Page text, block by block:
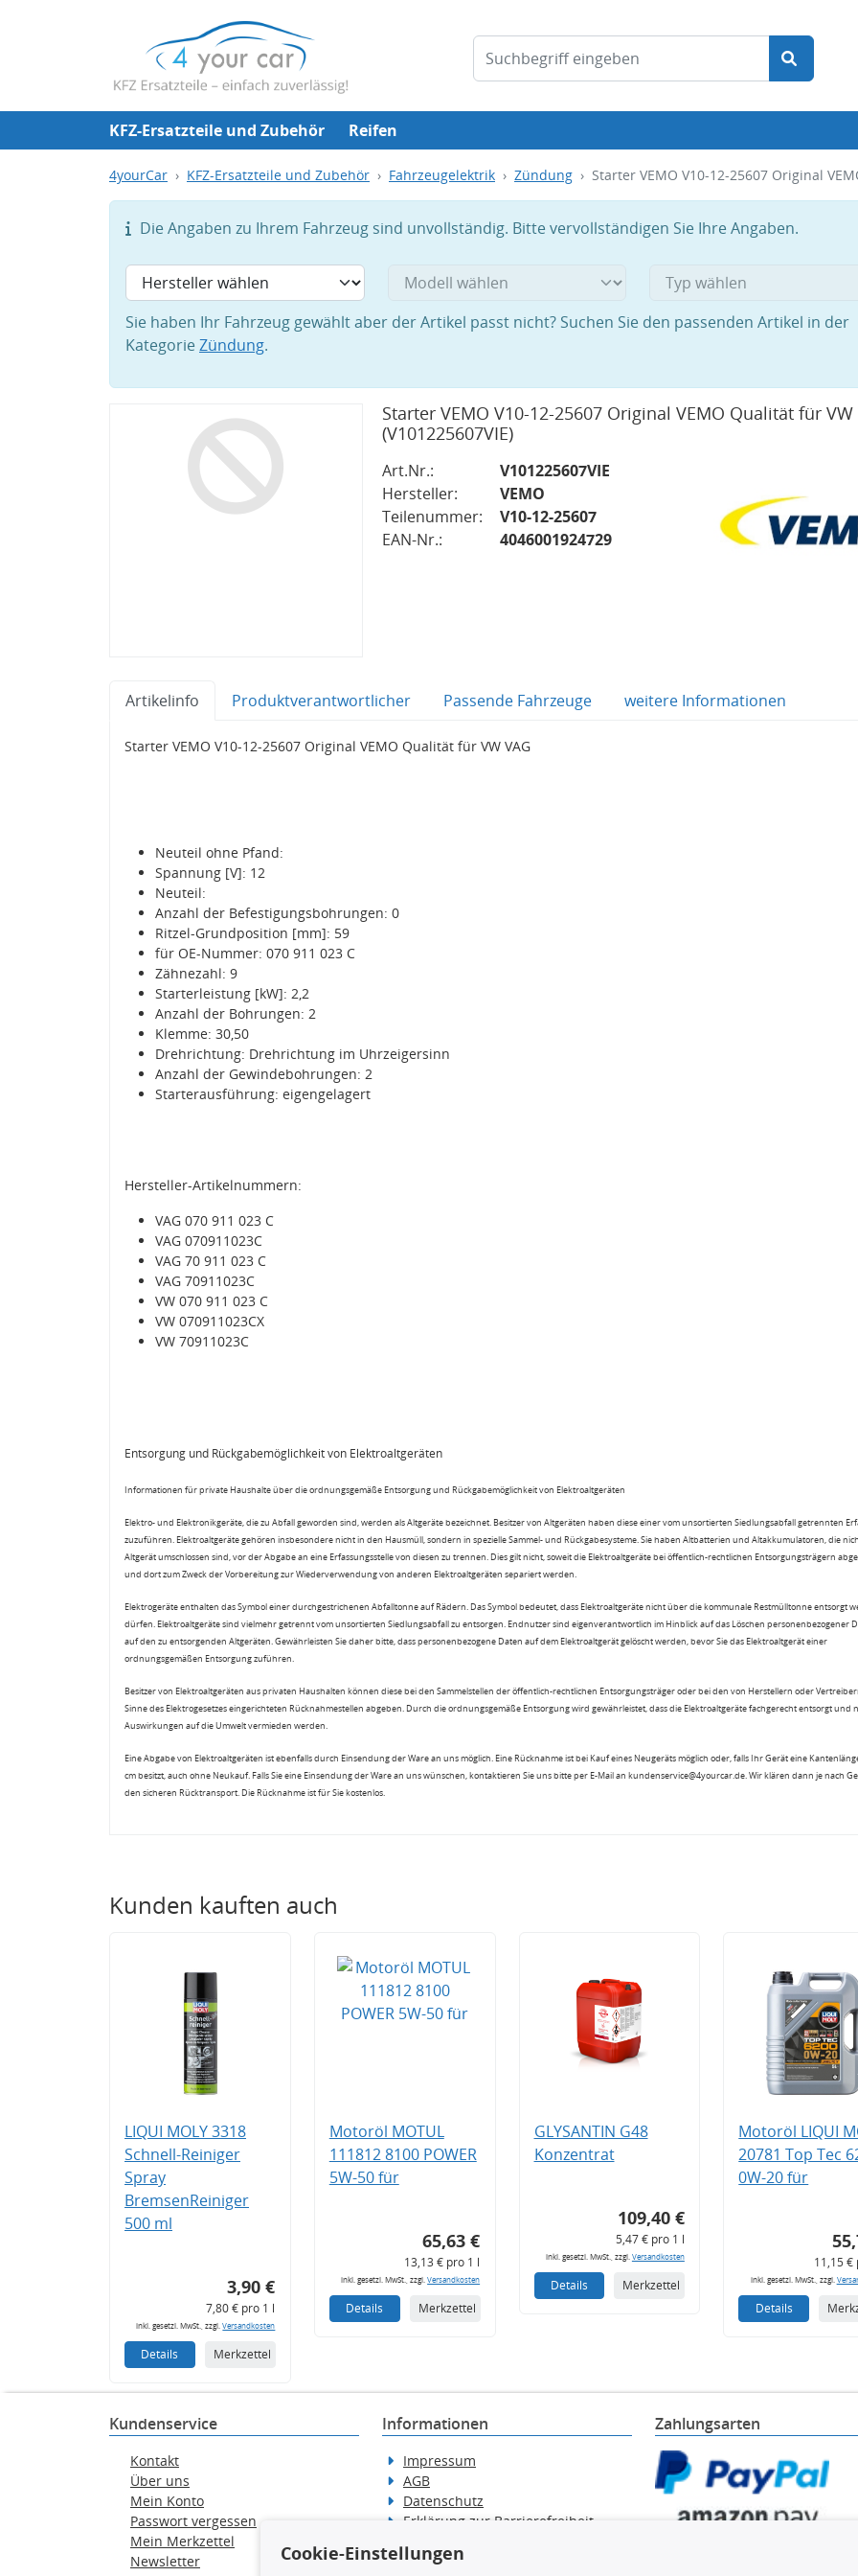
KFZ-Ersatzteile und Zubehör Reifen
4yourCar KFZ-Ersatzteile und Zubehör Fahrzeugelektrik Zündung Starter VEMO V10-12-25607 Original
Die Angaben zu Ihrem Fahrzeug sind unvollständig. Bitte vervollständigen Sie Ihre Angaben.
Sie haben Ihr Fahrzeug gewählt aber der Artikel passt nicht? Suchen Sie den passenden Artikel in der
KategorieZündung.
Starter VEMO V10-12-25607 Original VEMO Qualität für VW
(V101225607VIE)
Art.Nr.:
V101225607VIE
Hersteller:
VEMO
Teilenummer:
V10-12-25607
EAN-Nr.:
4046001924729
Artikelinfo Produktverantwortlicher Passende Fahrzeuge weitere Informationen
Starter VEMO V10-12-25607 Original VEMO Qualität für VW VAG
Neuteil ohne Pfand:
Spannung [V]: 12
Neuteil:
Anzahl der Befestigungsbohrungen: 0
Ritzel-Grundposition [mm]: 59
für OE-Nummer: 070 911 023 C
Zähnezahl: 9
Starterleistung [kW]: 2,2
Anzahl der Bohrungen: 2
Klemme: 30,50
Drehrichtung: Drehrichtung im Uhrzeigersinn
Anzahl der Gewindebohrungen: 2
Starterausführung: eigengelagert
Hersteller-Artikelnummern:
VAG 070 911 023 C
VAG 070911023C
VAG 70 911 023 C
VAG 70911023C
VW 070 911 023 C
VW 070911023CX
VW 70911023C
Entsorgung und Rückgabemöglichkeit von Elektroaltgeräten
Informationen für private Haushalte über die ordnungsgemäße Entsorgung und Rückgabemöglichkeit von Elektroaltgeräten
Elektro- und Elektronikgeräte, die zu Abfall geworden sind, werden als Altgeräte bezeichnet. Besitzer von Altgeräten haben diese einer vom unsortierten Siedlungsabfall getrennten
zuzuführen. Elektroaltgeräte gehören insbesondere nicht in den Hausmüll, sondern in spezielle Sammel- und Rückgabesysteme. Sie haben Altbatterien und Altakkumulatoren, die
Altgerät umschlossen sind, vor der Abgabe an eine Erfassungsstelle von diesen zu trennen. Dies gilt nicht, soweit die Elektroaltgeräte bei öffentlich-rechtlichen Entsorgungsträgern
und dort zum Zweck der Vorbereitung zur Wiederverwendung von anderen Elektroaltgeräten separiert werden.
Elektrogeräte enthalten das Symbol einer durchgestrichenen Abfalltonne auf Rädern. Das Symbol bedeutet, dass Elektroaltgeräte nicht über die kommunale Restmülltonne entsorgt
dürfen. Elektroaltgeräte sind vielmehr getrennt vom unsortierten Siedlungsabfall zu entsorgen. Endnutzer sind eigenverantwortlich im Hinblick auf das Löschen personenbezogener
auf den zu entsorgenden Altgeräten. Gewährleisten Sie daher bitte, dass personenbezogene Daten auf dem Elektroaltgerät gelöscht werden, bevor Sie das Elektroaltgerät einer
ordnungsgemäßen Entsorgung zuführen.
Besitzer von Elektroaltgeräten aus privaten Haushalten können diese bei den Sammelstellen der öffentlich-rechtlichen Entsorgungsträger oder bei den von Herstellern oder
Sinne des Elektrogesetzes eingerichteten Rücknahmestellen abgeben. Durch die ordnungsgemäße Entsorgung wird gewährleistet, dass die Elektroaltgeräte fachgerecht entsorgt und
Auswirkungen auf die Umwelt vermieden werden.
Eine Abgabe von Elektroaltgeräten ist ebenfalls durch Einsendung der Ware an uns möglich. Eine Rücknahme ist bei Kauf eines Neugeräts möglich oder, falls Ihr Gerät eine
cm besitzt, auch ohne Neukauf. Falls Sie eine Einsendung der Ware an uns wünschen, kontaktieren Sie uns bitte per E-Mail an kundenservice@4yourcar.de. Wir klären dann je nach
den sicheren Rücktransport. Die Rücknahme ist für Sie kostenlos.
Kunden kauften auch
LIQUI MOLY 3318
Schnell-Reiniger
Spray
BremsenReiniger
500 ml
3,90 €
7,80 € pro 1 l
inkl. gesetzl. MwSt., zzgl.Versandkosten
Details Merkzettel
Motoröl MOTUL
111812 8100 POWER
5W-50 für
65,63 €
13,13 € pro 1 l
inkl. gesetzl. MwSt., zzgl.Versandkosten
Details Merkzettel
GLYSANTIN G48
Konzentrat
109,40 €
5,47 € pro 1 l
inkl. gesetzl. MwSt., zzgl. Versandkosten
Details Merkzettel
Motoröl LIQUI
20781 Top Tec
0W-20 für
11,15 €
inkl. gesetzl. MwSt., zzgl.
Details
Kundenservice
Kontakt
Über uns
Mein Konto
Passwort vergessen
Mein Merkzettel
Newsletter
Informationen
Impressum
AGB
Datenschutz
Erklärung zur Barrierefreiheit
Widerrufsbelehrung
Zahlungsarten
Cookie-Einstellungen